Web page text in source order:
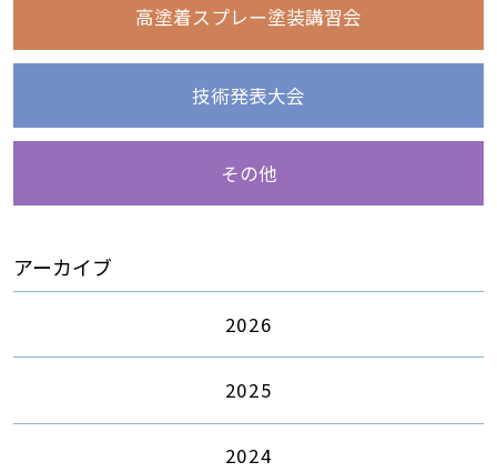
高塗着スプレー塗装講習会
技術発表大会
その他
アーカイブ
2026
2025
2024